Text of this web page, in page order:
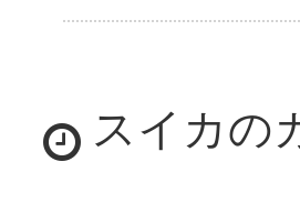
Sanuk
レ
スイカの